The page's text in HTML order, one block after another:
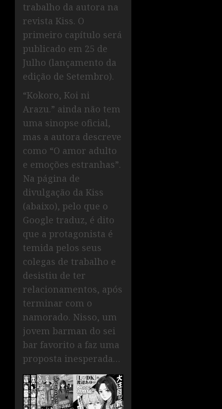
trabalho da autora na
revista Kiss. O
primeiro capítulo será
publicado em 25 de
Julho (lançamento da
edição de Setembro).
“Kokoro, Koi ni
Arazu.” ainda não tem
uma sinopse oficial,
mas a autora descreve
como “O amor adulto
e emoções estranhas”.
Na página de
divulgação da Kiss
(abaixo), pelo que o
Google traduz, é dito
que a protagonista é
temida pelos seus
colegas de trabalho e
desistiu de ter
relacionamentos, após
terminar com o
namorado. Nisso, um
jovem barman do sei
bar favorito a faz uma
proposta inesperada…